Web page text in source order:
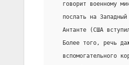
говорит военному
по­слать на
Антанте (США
Более того, речь
вспомогательного